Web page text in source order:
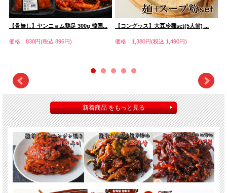
【骨無し】ヤンニョム鶏足 300g 韓国...
価格：830円(税込 896円)
【コングッス】大豆冷麺set(5人前) ...
価格：1,380円(税込 1,490円)
新着商品 をもっと見る